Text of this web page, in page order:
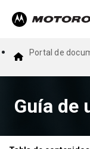
Portal de
Guía de
Guía de usuario
Declaraciones
Léame